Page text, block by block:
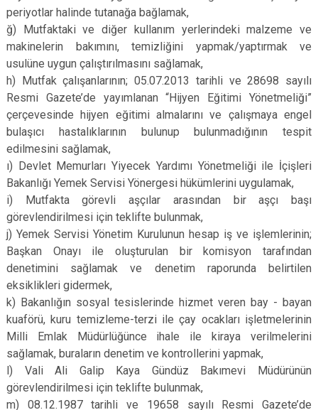
periyotlar halinde tutanağa bağlamak,
ğ) Mutfaktaki ve diğer kullanım yerlerindeki malzeme ve
makinelerin bakımını, temizliğini yapmak/yaptırmak ve
usulüne uygun çalıştırılmasını sağlamak,
h) Mutfak çalışanlarının; 05.07.2013 tarihli ve 28698 sayılı
Resmi Gazete’de yayımlanan “Hijyen Eğitimi Yönetmeliği”
çerçevesinde hijyen eğitimi almalarını ve çalışmaya engel
bulaşıcı hastalıklarının bulunup bulunmadığının tespit
edilmesini sağlamak,
ı) Devlet Memurları Yiyecek Yardımı Yönetmeliği ile İçişleri
Bakanlığı Yemek Servisi Yönergesi hükümlerini uygulamak,
i) Mutfakta görevli aşçılar arasından bir aşçı başı
görevlendirilmesi için teklifte bulunmak,
j) Yemek Servisi Yönetim Kurulunun hesap iş ve işlemlerinin;
Başkan Onayı ile oluşturulan bir komisyon tarafından
denetimini sağlamak ve denetim raporunda belirtilen
eksiklikleri gidermek,
k) Bakanlığın sosyal tesislerinde hizmet veren bay - bayan
kuaförü, kuru temizleme-terzi ile çay ocakları işletmelerinin
Milli Emlak Müdürlüğünce ihale ile kiraya verilmelerini
sağlamak, buraların denetim ve kontrollerini yapmak,
l) Vali Ali Galip Kaya Gündüz Bakımevi Müdürünün
görevlendirilmesi için teklifte bulunmak,
m) 08.12.1987 tarihli ve 19658 sayılı Resmi Gazete’de